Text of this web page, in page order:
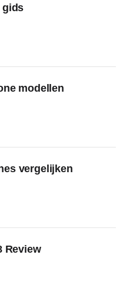
gids
modellen
vergelijken
Review